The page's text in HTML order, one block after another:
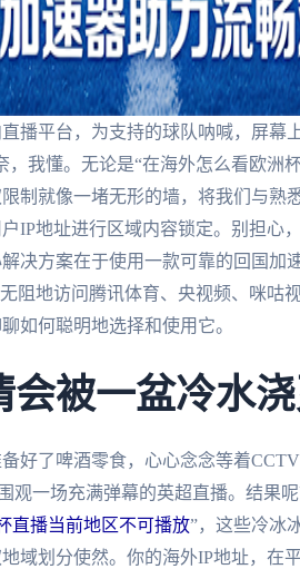
播平台，为支持的球队呐喊，屏幕
，我懂。无论是“在海外怎么看欧洲
制就像一堵无形的墙，将我们与熟
IP地址进行区域内容锁定。别担心
决方案在于使用一款可靠的回国加
阻地访问腾讯体育、央视频、咪咕
如何聪明地选择和使用它。
被一盆冷水浇
好了啤酒零食，心心念念等着
观一场充满弹幕的英超直播。结果
直播当前地区不可播放”，这些冷冰
域划分使然。你的海外IP地址，在